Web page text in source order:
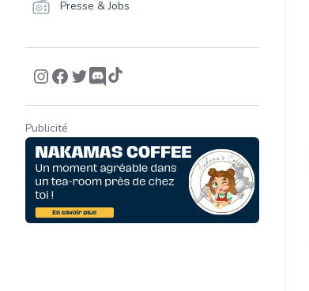
Presse & Jobs
Publicité